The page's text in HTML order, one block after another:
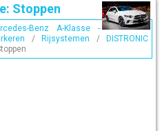
Stoppen
Benz A-Klasse -
/ Rijsystemen /
DISTRONIC